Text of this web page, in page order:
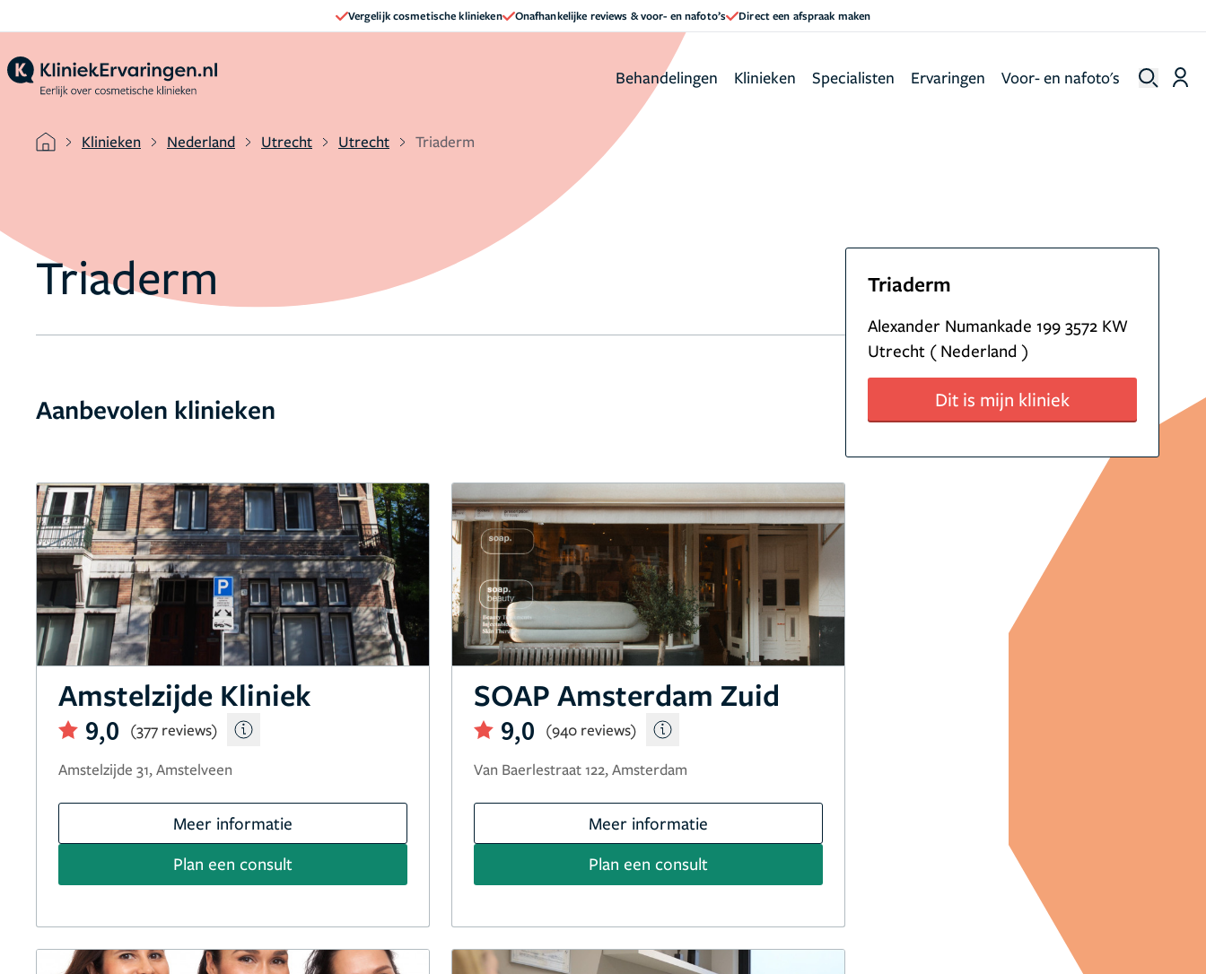
Vergelijk cosmetische klinieken Onafhankelijke reviews & voor- en nafoto’s Direct een afspraak maken
Behandelingen Klinieken Specialisten Ervaringen Voor- en nafoto's
Klinieken Nederland Utrecht Utrecht Triaderm
Triaderm
Aanbevolen klinieken
Amstelzijde Kliniek
9,0
(377 reviews)
Amstelzijde 31, Amstelveen
Meer informatie
Plan een consult
SOAP Amsterdam Zuid
9,0
(940 reviews)
Van Baerlestraat 122, Amsterdam
Meer informatie
Plan een consult
Triaderm
Alexander Numankade 199 3572 KW
Utrecht ( Nederland )
Dit is mijn kliniek